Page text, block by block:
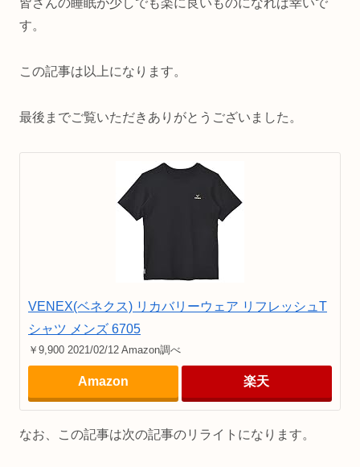
皆さんの睡眠が少しでも楽に良いものになれば幸いで
す。
この記事は以上になります。
最後までご覧いただきありがとうございました。
VENEX(ベネクス) リカバリーウェア リフレッシュT
シャツ メンズ 6705
￥9,900 2021/02/12 Amazon調べ
Amazon 楽天
なお、この記事は次の記事のリライトになります。